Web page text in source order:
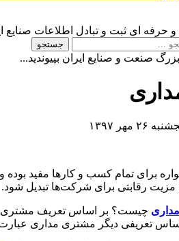
حرفه ای ثبت و تبادل اطلاعات
صنعت و صنایع ایران بپیوندید...
۱۳۹۷
برای تمام کسب و کارها مفید
مزیت رقابتی برای شرکت‌ها تبدیل شود.
چیست؟ بر اساس تعریف مشتری
تعریفی دیگر مشتری مداری عبارت